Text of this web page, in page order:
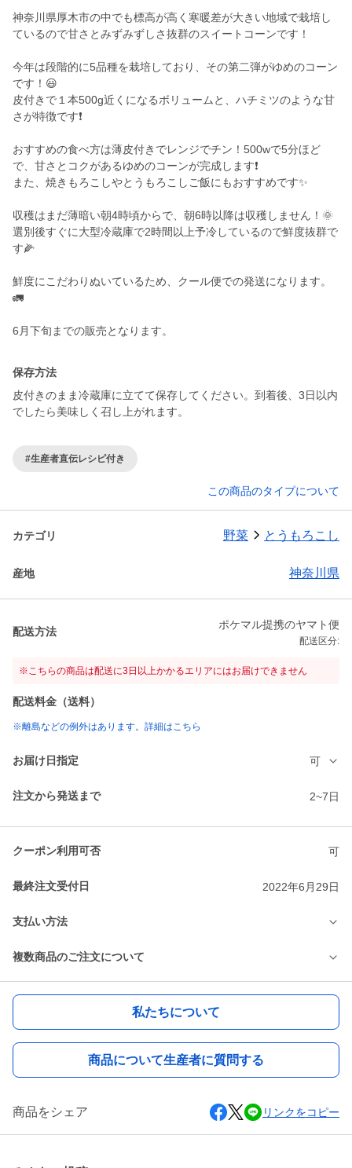
神奈川県厚木市の中でも標高が高く寒暖差が大きい地域で栽培し
ているので甘さとみずみずしさ抜群のスイートコーンです！
今年は段階的に5品種を栽培しており、その第二弾がゆめのコーン
です！😃
皮付きで１本500g近くになるボリュームと、ハチミツのような甘
さが特徴です❗️
おすすめの食べ方は薄皮付きでレンジでチン！500wで5分ほど
で、甘さとコクがあるゆめのコーンが完成します❗️
また、焼きもろこしやとうもろこしご飯にもおすすめです✨
収穫はまだ薄暗い朝4時頃からで、朝6時以降は収穫しません！🌞
選別後すぐに大型冷蔵庫で2時間以上予冷しているので鮮度抜群で
す🌽
鮮度にこだわりぬいているため、クール便での発送になります。
🚛
6月下旬までの販売となります。
保存方法
皮付きのまま冷蔵庫に立てて保存してください。到着後、3日以内
でしたら美味しく召し上がれます。
#生産者直伝レシピ付き
この商品のタイプについて
カテゴリ 野菜 とうもろこし
産地 神奈川県
配送方法
ポケマル提携のヤマト便
配送区分:
※こちらの商品は配送に3日以上かかるエリアにはお届けできません
配送料金（送料）
※離島などの例外はあります。詳細はこちら
お届け日指定 可
注文から発送まで 2~7日
クーポン利用可否 可
最終注文受付日 2022年6月29日
支払い方法
複数商品のご注文について
私たちについて
商品について生産者に質問する
商品をシェア リンクをコピー